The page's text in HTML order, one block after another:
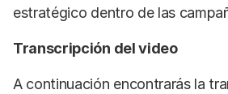
estratégico dentro de las
Transcripción del video
A continuación encontrarás la